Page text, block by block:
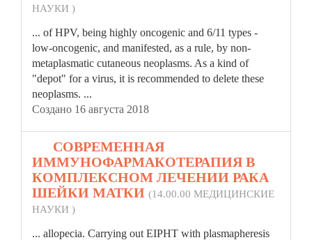
НАУКИ )
... of HPV, being highly oncogenic and 6/11 types -
low-oncogenic, and manifested, as a rule, by non-
metaplasmatic cutaneous neoplasms. As a kind of
"depot" for a virus, it is recommended to delete these
neoplasms. ...
Создано 16 августа 2018
СОВРЕМЕННАЯ
ИММУНОФАРМАКОТЕРАПИЯ В
КОМПЛЕКСНОМ ЛЕЧЕНИИ РАКА
ШЕЙКИ МАТКИ (14.00.00 МЕДИЦИНСКИЕ
НАУКИ )
... allopecia. Carrying out EIPHT with plasmapheresis